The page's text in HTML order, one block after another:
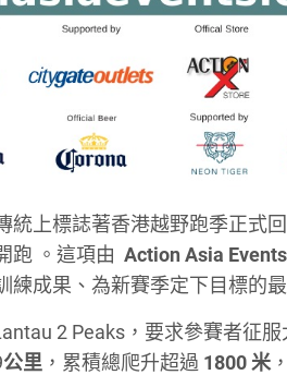
統上標誌著香港越野跑季正式
跑 。這項由Action Asia Events
練成果、為新賽季定下目標的
2 Peaks，要求參賽者征
公里 ，累積總爬升超過 1800 米